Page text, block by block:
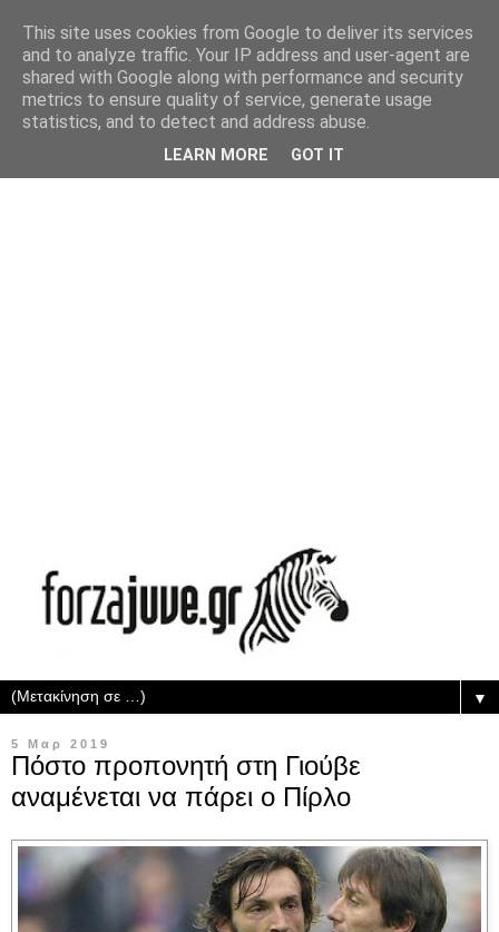
▼
5 Μαρ 2019
Πόστο προπονητή στη Γιούβε
αναμένεται να πάρει ο Πίρλο
This site uses cookies from Google to deliver its services
and to analyze traffic. Your IP address and user-agent are
shared with Google along with performance and security
metrics to ensure quality of service, generate usage
statistics, and to detect and address abuse.
LEARN MORE GOT IT